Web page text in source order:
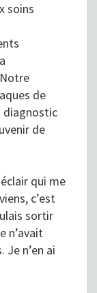
soins
de
diagnostic
de
qui me
c’est
sortir
n’avait
n’en ai